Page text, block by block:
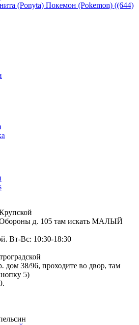
(Ponyta) Покемон (Pokemon) ((644)
Обороны д. 105 там искать МАЛЫЙ
Вт-Вс: 10:30-18:30
дом 38/96, проходите во двор, там
5)